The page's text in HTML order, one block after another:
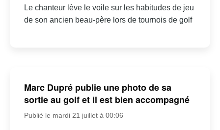
Le chanteur lève le voile sur les habitudes de jeu
de son ancien beau-père lors de tournois de golf
Marc Dupré publie une photo de sa
sortie au golf et il est bien accompagné
Publié le mardi 21 juillet à 00:06